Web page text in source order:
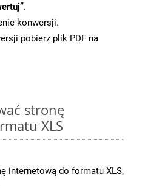
.
konwersji.
pobierz plik PDF na
stronę
XLS
internetową do formatu XLS,